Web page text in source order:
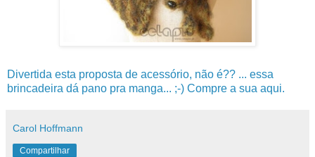
Divertida esta proposta de acessório, não é?? ... essa
brincadeira dá pano pra manga... ;-) Compre a sua aqui.
Carol Hoffmann
Compartilhar